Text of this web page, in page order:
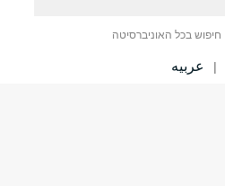
חיפוש בכל האוניברסיטה
| عربيه